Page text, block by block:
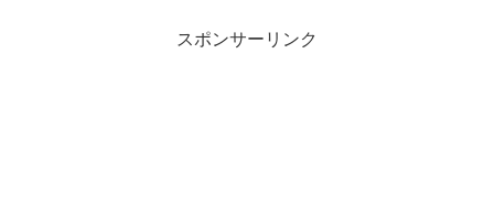
スポンサーリンク